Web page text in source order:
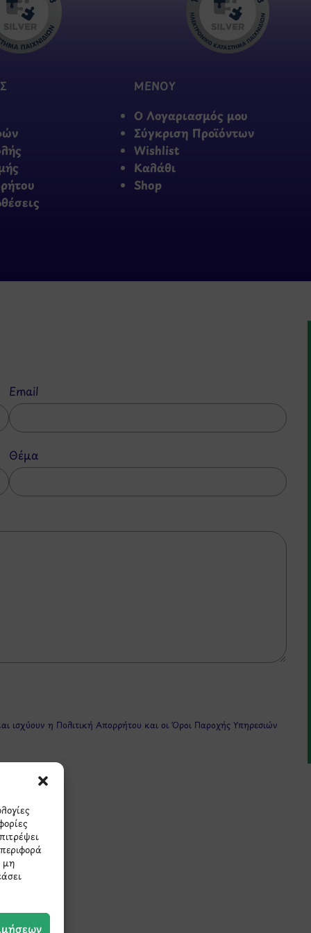
μη
ΜΕΝΟΥ
Ο Λογαριασμός μου
Σύγκριση Προϊόντων
Wishlist
Καλάθι
Shop
Email
Θέμα
ισχύουν η Πολιτική Απορρήτου και οιΌροι Παροχής Υπηρεσιών
τα νέα και τις